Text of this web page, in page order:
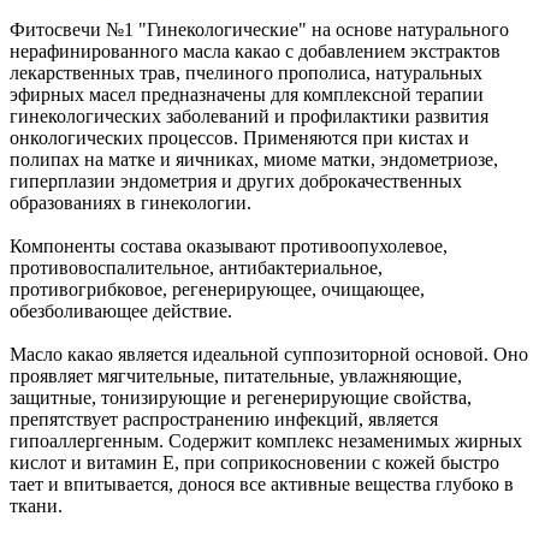
Фитосвечи №1 "Гинекологические" на основе натурального
нерафинированного масла какао с добавлением экстрактов
лекарственных трав, пчелиного прополиса, натуральных
эфирных масел предназначены для комплексной терапии
гинекологических заболеваний и профилактики развития
онкологических процессов. Применяются при кистах и
полипах на матке и яичниках, миоме матки, эндометриозе,
гиперплазии эндометрия и других доброкачественных
образованиях в гинекологии.
Компоненты состава оказывают противоопухолевое,
противовоспалительное, антибактериальное,
противогрибковое, регенерирующее, очищающее,
обезболивающее действие.
Масло какао является идеальной суппозиторной основой. Оно
проявляет мягчительные, питательные, увлажняющие,
защитные, тонизирующие и регенерирующие свойства,
препятствует распространению инфекций, является
гипоаллергенным. Содержит комплекс незаменимых жирных
кислот и витамин Е, при соприкосновении с кожей быстро
тает и впитывается, донося все активные вещества глубоко в
ткани.